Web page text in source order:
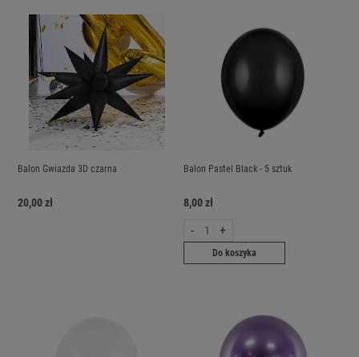
Balon Gwiazda 3D czarna
20,00 zł
Balon Pastel Black - 5 sztuk
8,00 zł
- +
Do koszyka